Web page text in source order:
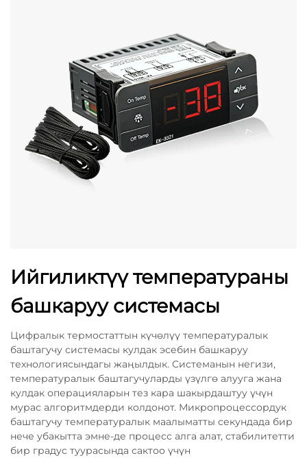
Ийгиликтүү температураны
башкаруу системасы
Цифралык термостаттын күчөлүү температуралык
баштагучу системасы кулдак эсебин башкаруу
технологиясындагы жаңылдык. Системанын негизи,
температуралык баштагучуларды үзүлгө алууга жана
кулдак операцияларын тез кара шакырдаштуу үчүн
мурас алгоритмдерди колдонот. Микропроцессордук
баштагучу температуралык маалыматты секундада бир
нече убакытта эмне-де процесс алга алат, стабилитетти
бир градус туурасында сактоо үчүн